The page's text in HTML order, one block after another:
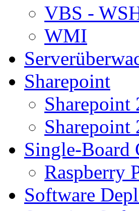
VBS -
WMI
Sharepoint
Sharepoint
Sharepoint
Single-Board
Raspberry
Software